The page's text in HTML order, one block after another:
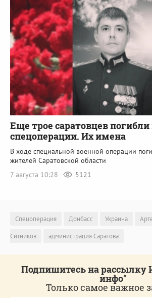
Еще трое саратовцев погибли
спецоперации. Их имена
В ходе специальной военной операции
жителей Саратовской области
7 августа 10:28
5121
Спецоперация Донбасс Украина
Ситников
администрация Саратова
Подпишитесь на рассылку
инфо"
Только самое важное